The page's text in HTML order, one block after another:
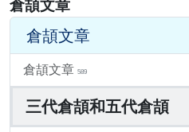
倉頡文章
倉頡文章
倉頡文章 589
三代倉頡和五代倉頡